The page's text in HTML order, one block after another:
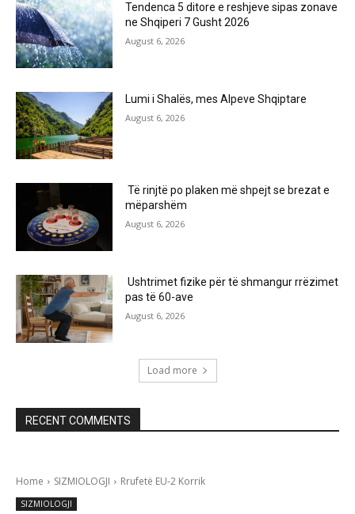
Tendenca 5 ditore e reshjeve sipas zonave
ne Shqiperi 7 Gusht 2026
August 6, 2026
Lumi i Shalës, mes Alpeve Shqiptare
August 6, 2026
Të rinjtë po plaken më shpejt se brezat e
mëparshëm
August 6, 2026
Ushtrimet fizike për të shmangur rrëzimet
pas të 60-ave
August 6, 2026
Load more
RECENT COMMENTS